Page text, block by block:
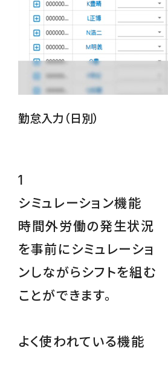
勤怠入力（日別）
1
シミュレーション機能
時間外労働の発生状況
を事前にシミュレーショ
ンしながらシフトを組む
ことができます。
よく使われている機能